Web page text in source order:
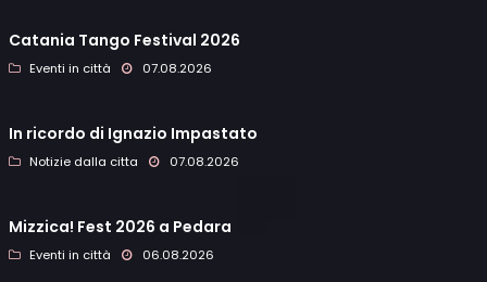
Catania Tango Festival 2026
Eventi in città 07.08.2026
In ricordo di Ignazio Impastato
Notizie dalla citta 07.08.2026
Mizzica! Fest 2026 a Pedara
Eventi in città 06.08.2026